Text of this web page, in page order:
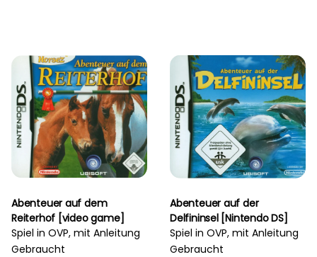
Abenteuer auf dem
Reiterhof [video game]
Spiel in OVP, mit Anleitung
Gebraucht
Abenteuer auf der
Delfininsel [Nintendo DS]
Spiel in OVP, mit Anleitung
Gebraucht